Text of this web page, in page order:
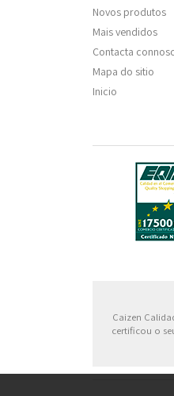
Novos produtos
Mais vendidos
Contacta
Mapa do sitio
Inicio
Caizen
certificou o